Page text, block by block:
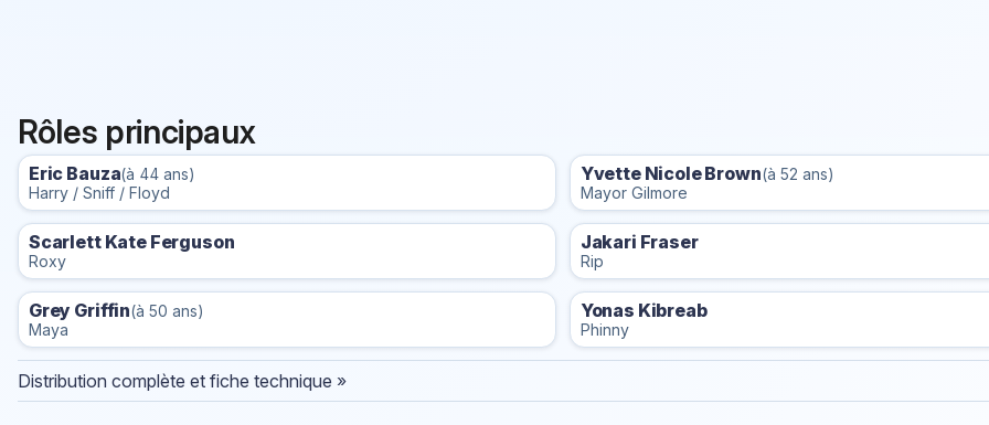
Rôles principaux
Eric Bauza(à 44 ans)
Harry / Sniff / Floyd
Yvette Nicole Brown(à 52 ans)
Mayor Gilmore
Scarlett Kate Ferguson
Roxy
Jakari Fraser
Rip
Grey Griffin(à 50 ans)
Maya
Yonas Kibreab
Phinny
Distribution complète et fiche technique »